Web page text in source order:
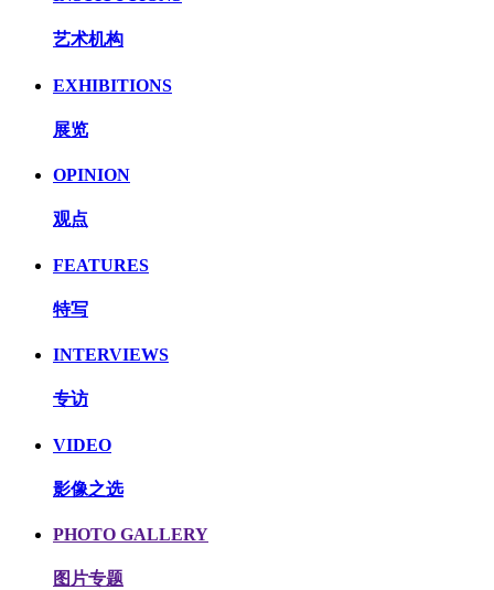
艺术机构
EXHIBITIONS
展览
OPINION
观点
FEATURES
特写
INTERVIEWS
专访
VIDEO
影像之选
PHOTO GALLERY
图片专题